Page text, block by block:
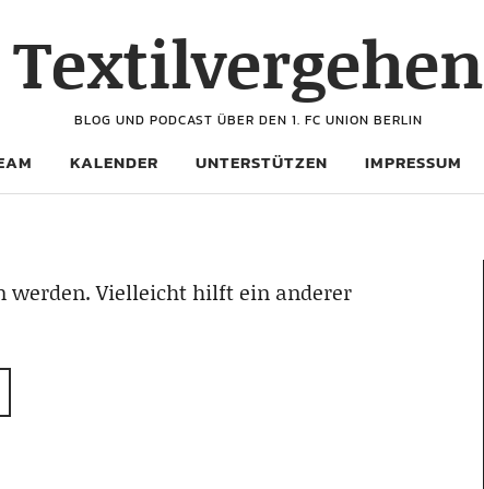
Textilvergehen
BLOG UND PODCAST ÜBER DEN 1. FC UNION BERLIN
KALENDER UNTERSTÜTZEN IMPRESSUM
werden. Vielleicht hilft ein anderer